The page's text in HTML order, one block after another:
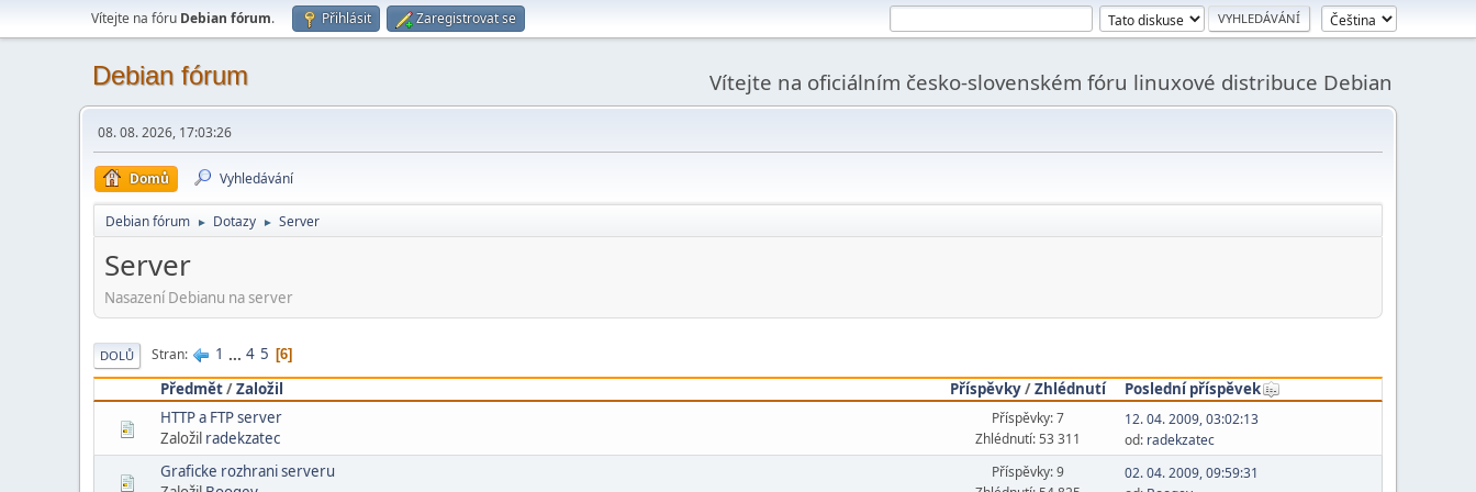
Vítejte na fóru Debian fórum. Přihlásit Zaregistrovat se
Debian fórum Vítejte na oficiálním česko-slovenském fóru linuxové distribuce Debian
08. 08. 2026, 17:03:26
Domů Vyhledávání
Debian fórum ► Dotazy ► Server
Server
Nasazení Debianu na server
DOLŮ Stran 1 ... 4 5 6
Předmět/Založil Příspěvky/Zhlédnutí
Poslední příspěvek
HTTP a FTP server
Založil radekzatec
Příspěvky: 7
Zhlédnutí: 53 311
12. 04. 2009, 03:02:13
od: radekzatec
Graficke rozhrani serveru
Příspěvky: 9
02. 04. 2009, 09:59:31